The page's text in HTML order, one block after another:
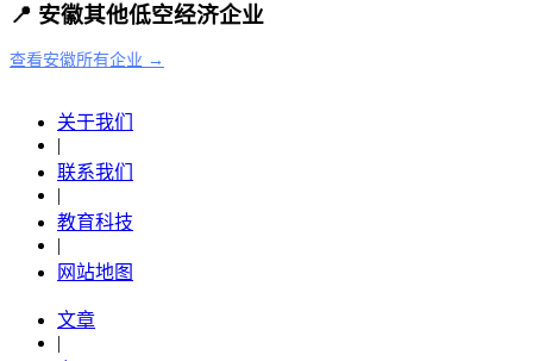
📍 安徽其他低空经济企业
查看安徽所有企业 →
关于我们
|
联系我们
|
教育科技
|
网站地图
文章
|